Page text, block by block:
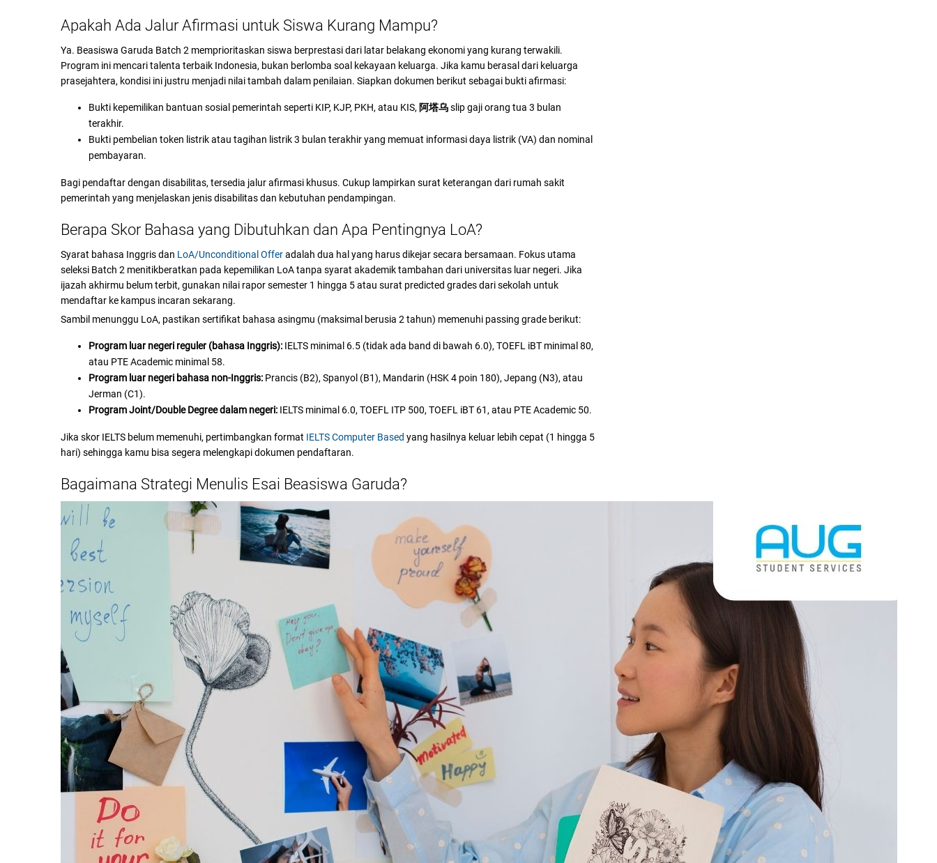
Apakah Ada Jalur Afirmasi untuk Siswa Kurang Mampu?
Ya. Beasiswa Garuda Batch 2 memprioritaskan siswa berprestasi dari latar belakang ekonomi yang kurang terwakili.
Program ini mencari talenta terbaik Indonesia, bukan berlomba soal kekayaan keluarga. Jika kamu berasal dari keluarga
prasejahtera, kondisi ini justru menjadi nilai tambah dalam penilaian. Siapkan dokumen berikut sebagai bukti afirmasi:
Bukti kepemilikan bantuan sosial pemerintah seperti KIP, KJP, PKH, atau KIS, 阿塔乌slip gaji orang tua 3 bulan
terakhir.
Bukti pembelian token listrik atau tagihan listrik 3 bulan terakhir yang memuat informasi daya listrik (VA) dan nominal
pembayaran.
Bagi pendaftar dengan disabilitas, tersedia jalur afirmasi khusus. Cukup lampirkan surat keterangan dari rumah sakit
pemerintah yang menjelaskan jenis disabilitas dan kebutuhan pendampingan.
Berapa Skor Bahasa yang Dibutuhkan dan Apa Pentingnya LoA?
Syarat bahasa Inggris dan LoA/Unconditional Offeradalah dua hal yang harus dikejar secara bersamaan. Fokus utama
seleksi Batch 2 menitikberatkan pada kepemilikan LoA tanpa syarat akademik tambahan dari universitas luar negeri. Jika
ijazah akhirmu belum terbit, gunakan nilai rapor semester 1 hingga 5 atau surat predicted grades dari sekolah untuk
mendaftar ke kampus incaran sekarang.
Sambil menunggu LoA, pastikan sertifikat bahasa asingmu (maksimal berusia 2 tahun) memenuhi passing grade berikut:
Program luar negeri reguler (bahasa Inggris): IELTS minimal 6.5 (tidak ada band di bawah 6.0), TOEFL iBT minimal 80,
atau PTE Academic minimal 58.
Program luar negeri bahasa non-Inggris: Prancis (B2), Spanyol (B1), Mandarin (HSK 4 poin 180), Jepang (N3), atau
Jerman (C1).
Program Joint/Double Degree dalam negeri: IELTS minimal 6.0, TOEFL ITP 500, TOEFL iBT 61, atau PTE Academic 50.
Jika skor IELTS belum memenuhi, pertimbangkan format IELTS Computer Based yang hasilnya keluar lebih cepat (1 hingga 5
hari) sehingga kamu bisa segera melengkapi dokumen pendaftaran.
Bagaimana Strategi Menulis Esai Beasiswa Garuda?